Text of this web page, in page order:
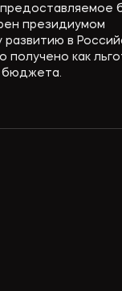
президиумом
развитию в
получено как
бюджета.